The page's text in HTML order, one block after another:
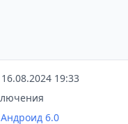
19:33
Андроид 6.0